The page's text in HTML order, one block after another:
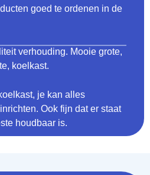
goed te ordenen in de
verhouding. Mooie grote,
koelkast.
je kan alles
Ook fijn dat er staat
houdbaar is.